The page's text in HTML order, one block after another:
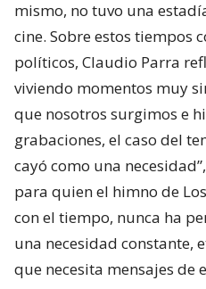
mismo, no tuvo una
cine. Sobre estos tiempos
políticos, Claudio Parra
viviendo momentos muy
que nosotros surgimos e
grabaciones, el caso del
cayó como una
para quien el himno de
con el tiempo, nunca ha
una necesidad constante,
que necesita mensajes de